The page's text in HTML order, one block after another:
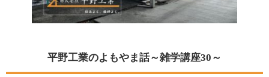
平野工業のよもやま話～雑学講座30～